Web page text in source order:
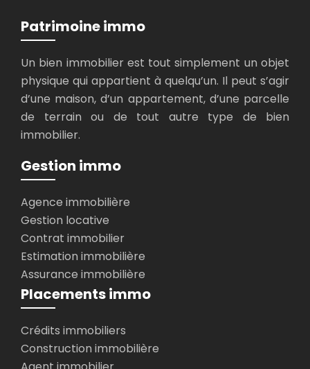
Patrimoine immo
Un bien immobilier est tout simplement un objet
physique qui appartient à quelqu’un. Il peut s’agir
d’une maison, d’un appartement, d’une parcelle
de terrain ou de tout autre type de bien
immobilier.
Gestion immo
Agence immobilière
Gestion locative
Contrat immobilier
Estimation immobilière
Assurance immobilière
Placements immo
Crédits immobiliers
Construction immobilière